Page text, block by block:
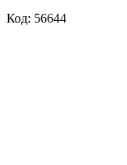
Код: 56644